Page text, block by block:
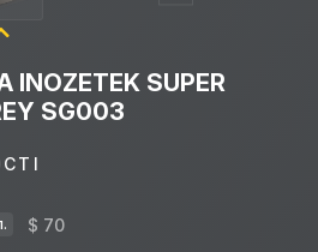
SUPER
SG003
$ 70